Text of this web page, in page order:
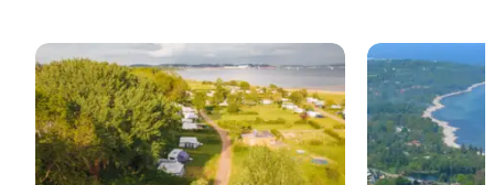
Byaasgaard – Campingliv med fjordudsigt og hygge